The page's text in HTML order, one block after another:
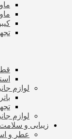
لوازم
لوازم
زیبایی و سلامت
عطر و